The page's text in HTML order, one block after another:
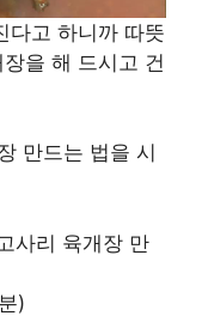
다고 하니까 따뜻
을 해 드시고 건
만드는 법을 시
)